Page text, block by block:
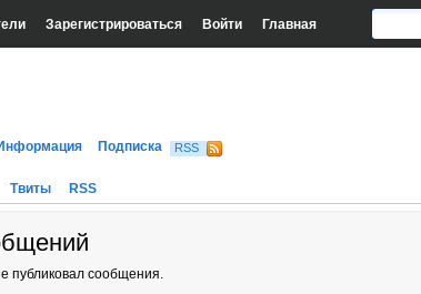
Зарегистрироваться Войти Главная
Подписка RSS
Твиты RSS
публиковал сообщения.